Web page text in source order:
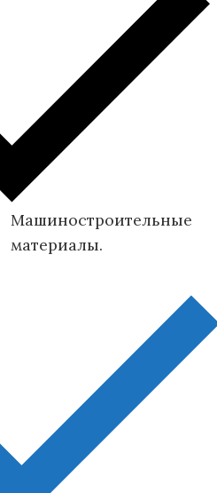
Машиностроительные
материалы.